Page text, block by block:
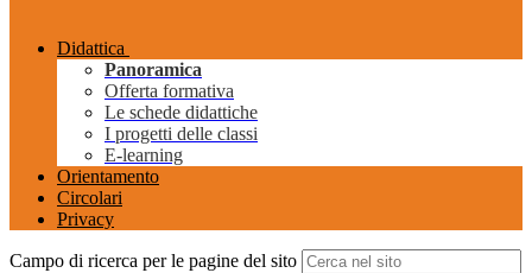
Didattica
Panoramica
Offerta formativa
Le schede didattiche
I progetti delle classi
E-learning
Orientamento
Circolari
Privacy
Campo di ricerca per le pagine del sito